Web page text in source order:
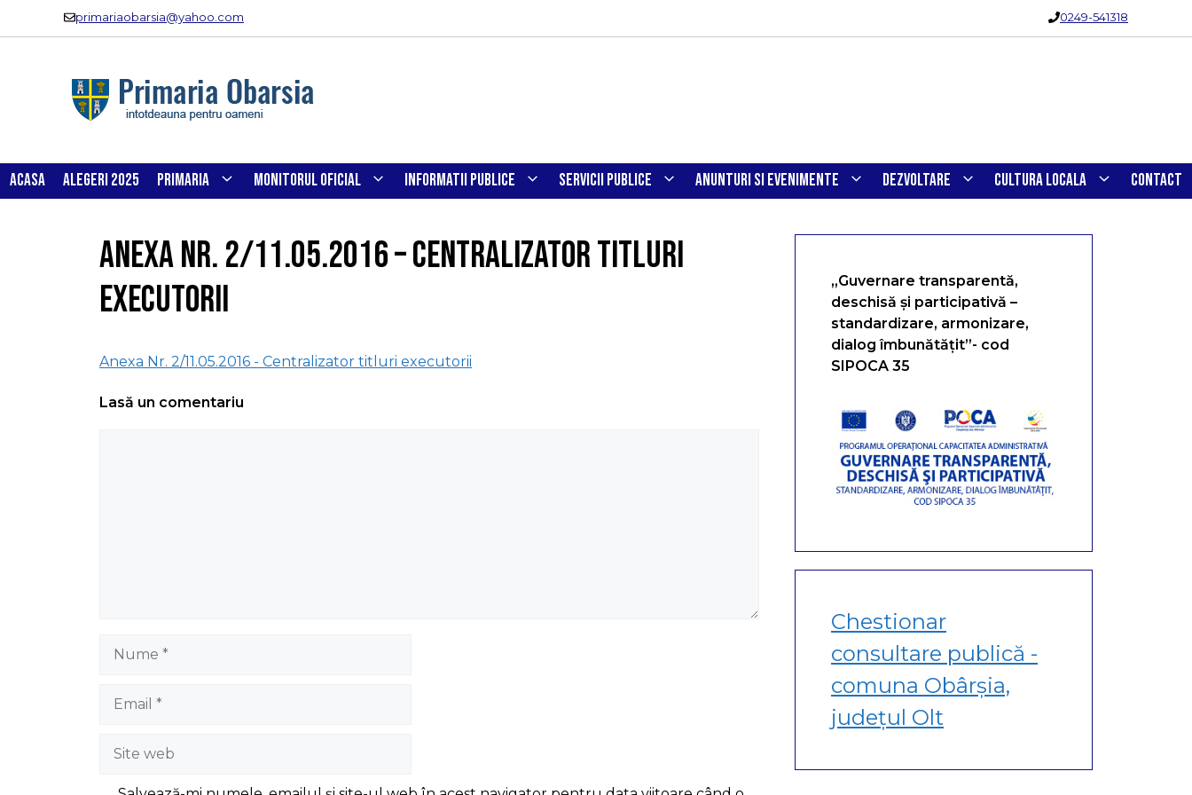
0249-541318
primariaobarsia@yahoo.com
ACASA ALEGERI 2025 PRIMARIA MONITORUL OFICIAL INFORMATII PUBLICE SERVICII PUBLICE ANUNTURI SI EVENIMENTE DEZVOLTARE CULTURA LOCALA CONTACT
Anexa Nr. 2/11.05.2016 – Centralizator titluri
executorii
Anexa Nr. 2/11.05.2016 - Centralizator titluri executorii
Lasă un comentariu
Site
web
„Guvernare transparentă,
deschisă și participativă –
standardizare, armonizare,
dialog îmbunătățit”- cod
SIPOCA 35
Chestionar
consultare publică -
comuna Obârșia,
județul Olt